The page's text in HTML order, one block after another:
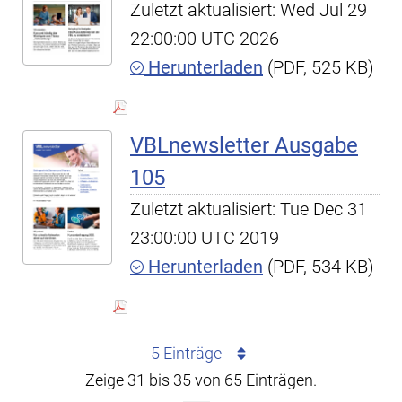
Zuletzt aktualisiert: Wed Jul 29
22:00:00 UTC 2026
Herunterladen (PDF, 525 KB)
VBLnewsletter Ausgabe
105
Zuletzt aktualisiert: Tue Dec 31
23:00:00 UTC 2019
Herunterladen (PDF, 534 KB)
5 Einträge
Zeige 31 bis 35 von 65 Einträgen.